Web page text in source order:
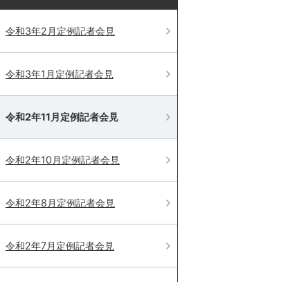
令和3年2月定例記者会見
令和3年1月定例記者会見
令和2年11月定例記者会見
令和2年10月定例記者会見
令和2年8月定例記者会見
令和2年7月定例記者会見